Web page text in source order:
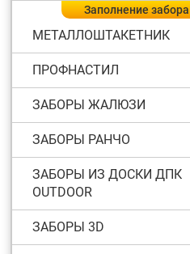
Заполнение забора
МЕТАЛЛОШТАКЕТНИК
ПРОФНАСТИЛ
ЗАБОРЫ ЖАЛЮЗИ
ЗАБОРЫ РАНЧО
ЗАБОРЫ ИЗ ДОСКИ ДПК
OUTDOOR
ЗАБОРЫ 3D